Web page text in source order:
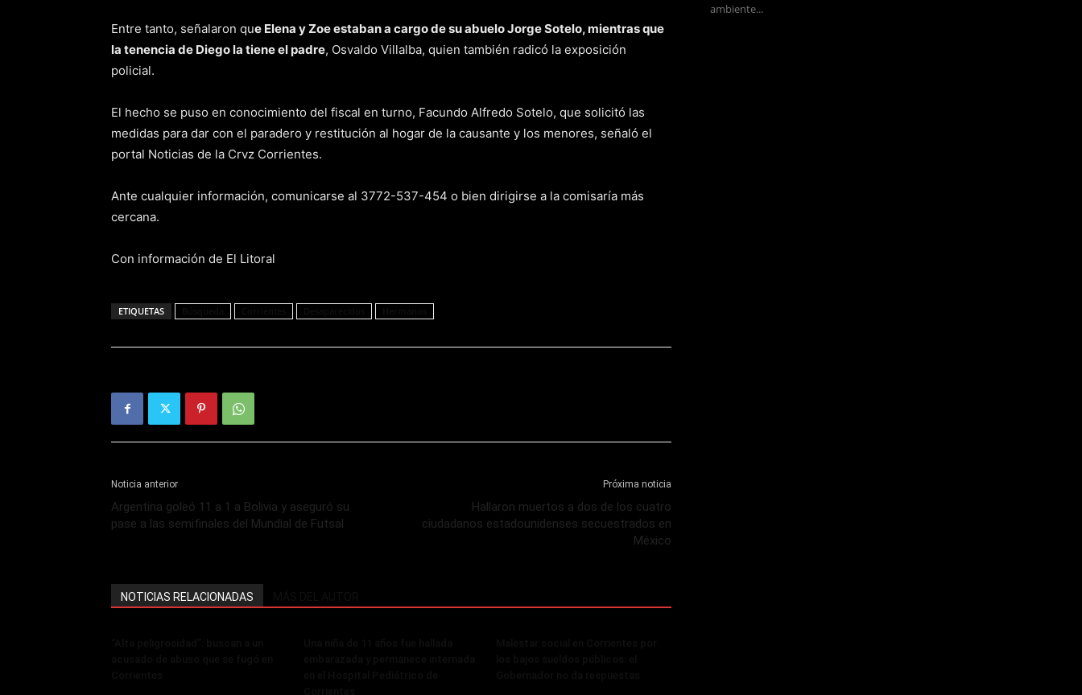
Entre tanto, señalaron que Elena y Zoe estaban a cargo de su abuelo Jorge Sotelo, mientras que
la tenencia de Diego la tiene el padre, Osvaldo Villalba, quien también radicó la exposición
policial.
El hecho se puso en conocimiento del fiscal en turno, Facundo Alfredo Sotelo, que solicitó las
medidas para dar con el paradero y restitución al hogar de la causante y los menores, señaló el
portal Noticias de la Crvz Corrientes.
Ante cualquier información, comunicarse al 3772-537-454 o bien dirigirse a la comisaría más
cercana.
Con información de El Litoral
ETIQUETAS
Noticia anterior
Argentina goleó 11 a 1 a Bolivia y aseguró su
pase a las semifinales del Mundial de Futsal
Próxima noticia
Hallaron muertos a dos de los cuatro
ciudadanos estadounidenses secuestrados en
México
NOTICIAS RELACIONADAS
ambiente...